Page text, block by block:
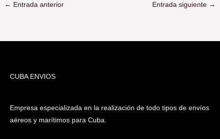
← Entrada anterior Entrada siguiente →
CUBA ENVIOS
Empresa especializada en la realización de todo tipos de envíos
aéreos y marítimos para Cuba.